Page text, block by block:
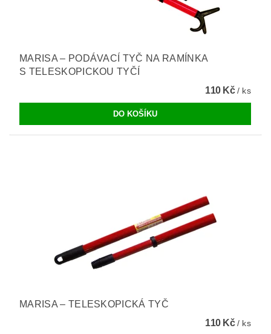
MARISA – PODÁVACÍ TYČ NA RAMÍNKA
S TELESKOPICKOU TYČÍ
110 Kč/ ks
MARISA – TELESKOPICKÁ TYČ
110 Kč/ ks